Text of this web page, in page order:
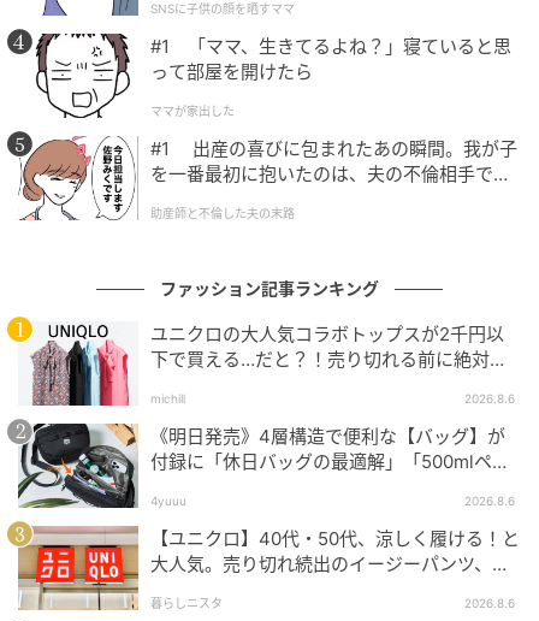
オトナミューズ ウェブ
ホワイトバレエブーツ［ヒール1.2㎝］¥42,900（スペ
ルタ／フラッパーズ）
スタイリスト 伊東牧子さん
SNSに子供の顔を晒すママ
#1 「ママ、生きてるよね？」寝ていると思
って部屋を開けたら
ママが家出した
#1 出産の喜びに包まれたあの瞬間。我が子
を一番最初に抱いたのは、夫の不倫相手でし
助産師と不倫した夫の末路
ファッション記事ランキング
ユニクロの大人気コラボトップスが2千円以
下で買える…だと？！売り切れる前に絶対買
michill 2026.8.6
《明日発売》4層構造で便利な【バッグ】が
付録に「休日バッグの最適解」「500mlペッ
4yuuu 2026.8.6
【ユニクロ】40代・50代、涼しく履ける！と
大人気。売り切れ続出のイージーパンツ、買
暮らしニスタ 2026.8.6